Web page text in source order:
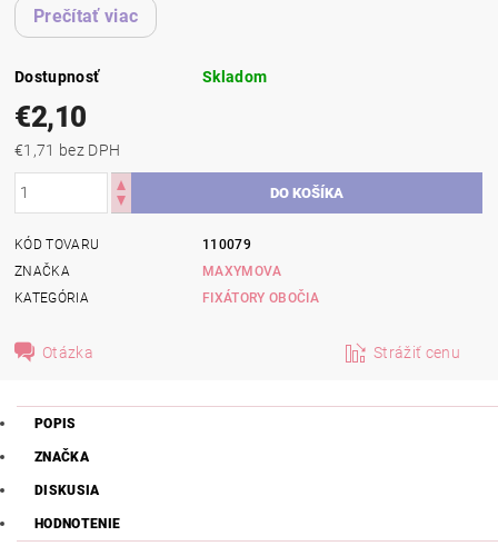
Prečítať viac
Dostupnosť Skladom
€2,10
€1,71 bez DPH
KÓD TOVARU
110079
ZNAČKA
MAXYMOVA
KATEGÓRIA
FIXÁTORY OBOČIA
Otázka Strážiť cenu
POPIS
ZNAČKA
DISKUSIA
HODNOTENIE